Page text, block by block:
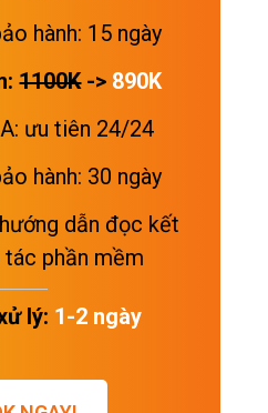
hành: 15 ngày
1100K-> 890K
ưu tiên 24/24
hành: 30 ngày
dẫn đọc kết
phần mềm
lý: 1-2 ngày